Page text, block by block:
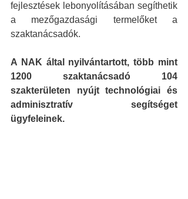
fejlesztések lebonyolításában segíthetik
a mezőgazdasági termelőket a
szaktanácsadók.
A NAK által nyilvántartott, több mint
1200 szaktanácsadó 104
szakterületen nyújt technológiai és
adminisztratív segítséget
ügyfeleinek.